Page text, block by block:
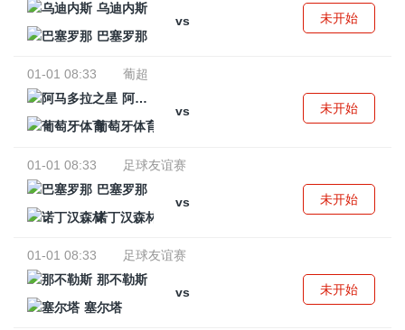
乌迪内斯
vs
巴塞罗那
未开始
01-01 08:33
葡超
阿马多拉之星
vs
葡萄牙体育
未开始
01-01 08:33
足球友谊赛
巴塞罗那
vs
诺丁汉森林
未开始
01-01 08:33
足球友谊赛
那不勒斯
vs
塞尔塔
未开始